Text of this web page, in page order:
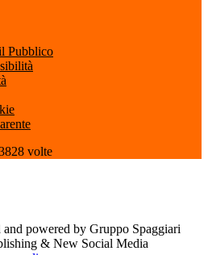
Pubblico
volte
powered by Gruppo Spaggiari
& New Social Media